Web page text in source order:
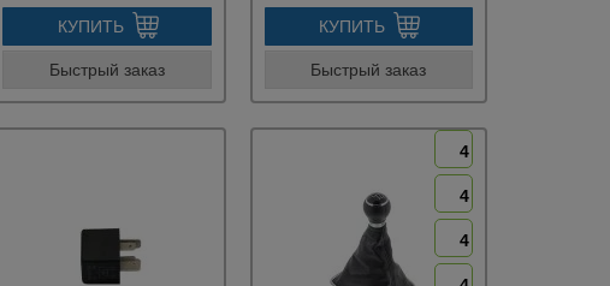
КУПИТЬ
Быстрый заказ
КУПИТЬ
Быстрый заказ
4
4
4